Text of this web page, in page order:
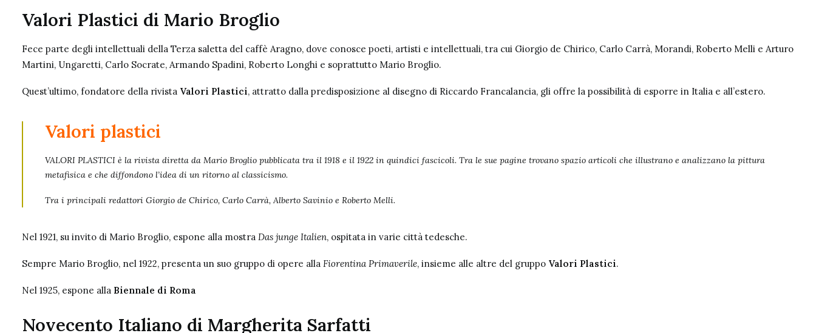
Valori Plastici di Mario Broglio
Fece parte degli intellettuali della Terza saletta del caffè Aragno, dove conosce poeti, artisti e intellettuali, tra cui Giorgio de Chirico, Carlo Carrà, Morandi, Roberto Melli e Arturo
Martini, Ungaretti, Carlo Socrate, Armando Spadini, Roberto Longhi e soprattutto Mario Broglio.
Quest’ultimo, fondatore della rivista Valori Plastici, attratto dalla predisposizione al disegno di Riccardo Francalancia, gli offre la possibilità di esporre in Italia e all’estero.
Valori plastici
VALORI PLASTICI è la rivista diretta da Mario Broglio pubblicata tra il 1918 e il 1922 in quindici fascicoli. Tra le sue pagine trovano spazio articoli che illustrano e analizzano la pittura
metafisica e che diffondono l’idea di un ritorno al classicismo.
Tra i principali redattori Giorgio de Chirico, Carlo Carrà, Alberto Savinio e Roberto Melli.
Nel 1921, su invito di Mario Broglio, espone alla mostra Das junge Italien, ospitata in varie città tedesche.
Sempre Mario Broglio, nel 1922, presenta un suo gruppo di opere alla Fiorentina Primaverile, insieme alle altre del gruppo Valori Plastici.
Nel 1925, espone alla Biennale di Roma
Novecento Italiano di Margherita Sarfatti